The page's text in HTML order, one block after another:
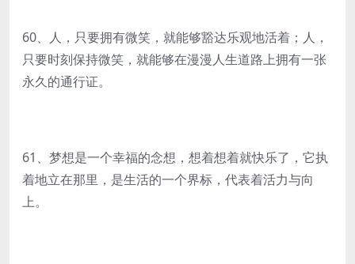
60、人，只要拥有微笑，就能够豁达乐观地活着；人，
只要时刻保持微笑，就能够在漫漫人生道路上拥有一张
永久的通行证。
61、梦想是一个幸福的念想，想着想着就快乐了，它执
着地立在那里，是生活的一个界标，代表着活力与向
上。